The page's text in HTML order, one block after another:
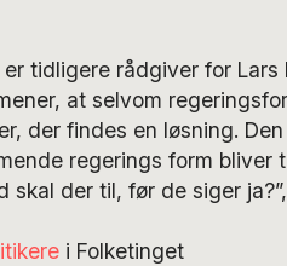
tidligere rådgiver for Lars
at selvom
der findes en løsning.
regerings form bliver
skal der til, før de siger
i Folketinget